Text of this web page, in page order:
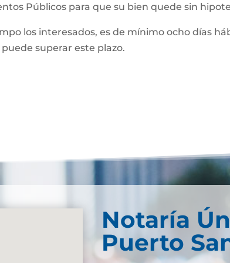
Públicos para que su bien quede sin
los interesados, es de mínimo ocho días
superar este plazo.
Notaría
Puerto